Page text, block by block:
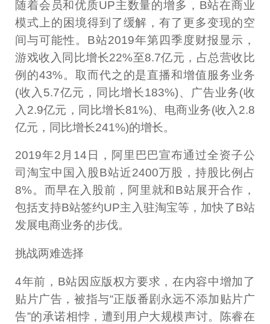
随着会员和优质UP主数量的增多，B站在商业
模式上的困境得到了缓解，有了更多变现的空
间与可能性。B站2019年第四季度财报显示，
游戏收入同比增长22%至8.7亿元，占总营收比
例的43%。取而代之的是直播和增值服务业务
(收入5.7亿元，同比增长183%)、广告业务(收
入2.9亿元，同比增长81%)、电商业务(收入2.8
亿元，同比增长241%)的增长。
2019年2月14日，阿里巴巴宣布通过全资子公
司淘宝中国入股B站近2400万股，持股比例占
8%。而早在入股前，阿里就和B站展开合作，
包括支持B站签约UP主入驻淘宝等，加快了B站
发展电商业务的步伐。
挑战两难选择
4年前，B站因应版权方要求，在内容中增加了
贴片广告，被指与“正版番剧永远不添加贴片广
告”的承诺相悖，遭到用户大规模声讨。陈睿在